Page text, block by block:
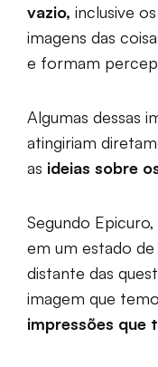
vazio, inclusive
imagens das
e formam
Algumas dessas
atingiriam
as ideias sobre
Segundo
em um estado
distante das
imagem que
impressões que